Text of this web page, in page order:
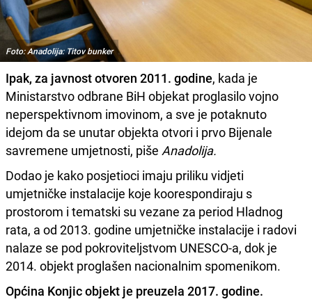
Foto: Anadolija: Titov bunker
Ipak, za javnost otvoren 2011. godine, kada je
Ministarstvo odbrane BiH objekat proglasilo vojno
neperspektivnom imovinom, a sve je potaknuto
idejom da se unutar objekta otvori i prvo Bijenale
savremene umjetnosti, piše Anadolija.
Dodao je kako posjetioci imaju priliku vidjeti
umjetničke instalacije koje koorespondiraju s
prostorom i tematski su vezane za period Hladnog
rata, a od 2013. godine umjetničke instalacije i radovi
nalaze se pod pokroviteljstvom UNESCO-a, dok je
2014. objekt proglašen nacionalnim spomenikom.
Općina Konjic objekt je preuzela 2017. godine.